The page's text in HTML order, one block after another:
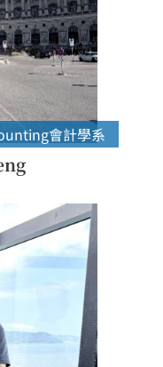
會計學系